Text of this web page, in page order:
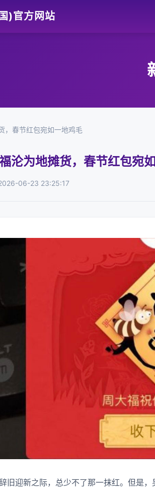
)官方网站
，春节红包宛如一地鸡毛
沦为地摊货，春节红包宛
06-23 23:25:17
旧迎新之际，总少不了那一抹红。但是